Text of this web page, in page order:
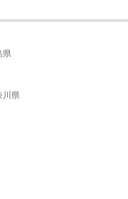
県
川県